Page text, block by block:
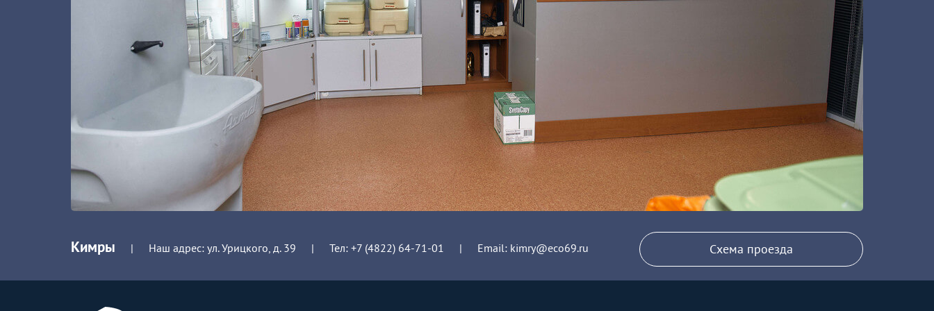
Схема проезда
Кимры | Наш адрес: ул. Урицкого, д. 39 | Тел: +7 (4822) 64-71-01 | Email: kimry@eco69.ru